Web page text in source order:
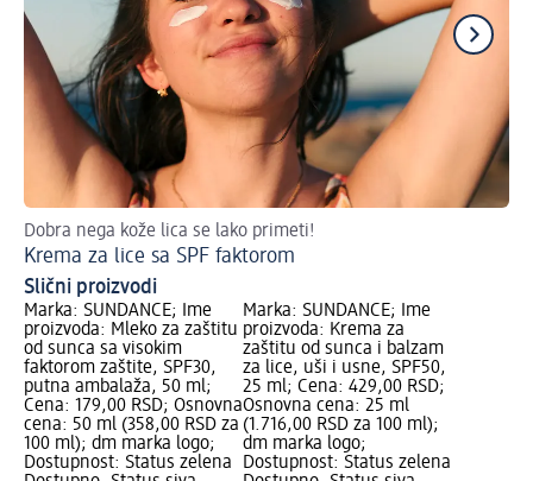
Dobra nega kože lica se lako primeti!
Krema za lice sa SPF faktorom
Slični proizvodi
Marka: SUNDANCE; Ime
proizvoda: Mleko za zaštitu
od sunca sa visokim
faktorom zaštite, SPF30,
putna ambalaža, 50 ml;
Cena: 179,00 RSD; Osnovna
cena: 50 ml (358,00 RSD za
100 ml); dm marka logo;
Dostupnost: Status zelena
Marka: SUNDANCE; Ime
proizvoda: Krema za
zaštitu od sunca i balzam
za lice, uši i usne, SPF50,
25 ml; Cena: 429,00 RSD;
Osnovna cena: 25 ml
(1.716,00 RSD za 100 ml);
dm marka logo;
Dostupnost: Status zelena